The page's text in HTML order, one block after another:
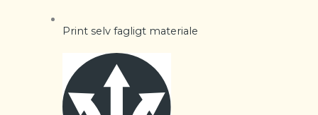
Print selv fagligt materiale